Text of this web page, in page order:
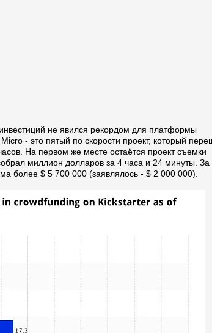
не явился рекордом для платформы
- это пятый по скорости проект, который
На первом же месте остаётся проект съемки
миллион долларов за 4 часа и 24 минуты. За
более $ 5 700 000 (заявлялось - $ 2 000 000).